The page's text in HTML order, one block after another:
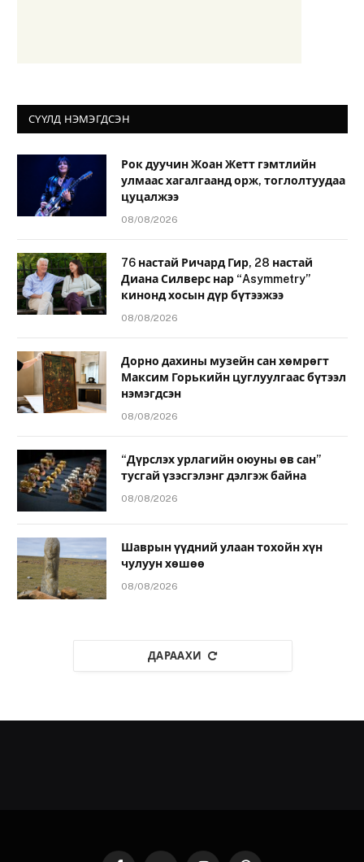
СҮҮЛД НЭМЭГДСЭН
Рок дуучин Жоан Жетт гэмтлийн
улмаас хагалгаанд орж, тоглолтуудаа
цуцалжээ
08/08/2026
76 настай Ричард Гир, 28 настай
Диана Силверс нар “Asymmetry”
кинонд хосын дүр бүтээжээ
08/08/2026
Дорно дахины музейн сан хөмрөгт
Максим Горькийн цуглуулгаас бүтээл
нэмэгдсэн
08/08/2026
“Дүрслэх урлагийн оюуны өв сан”
тусгай үзэсгэлэнг дэлгэж байна
08/08/2026
Шаврын үүдний улаан тохойн хүн
чулуун хөшөө
08/08/2026
ДАРААХИ